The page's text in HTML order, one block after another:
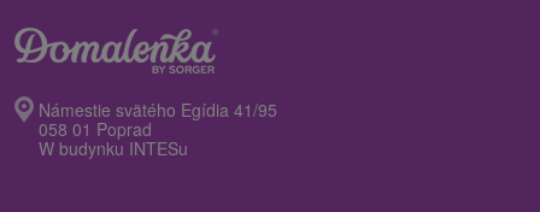
Námestie svätého Egídia 41/95
058 01 Poprad
W budynku INTESu